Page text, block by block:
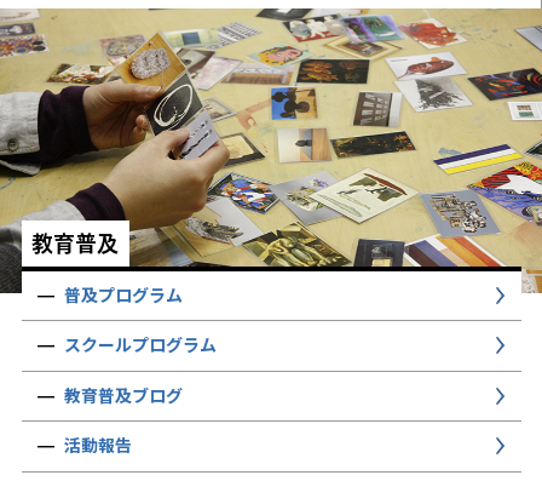
教育普及
普及プログラム
スクールプログラム
教育普及ブログ
活動報告